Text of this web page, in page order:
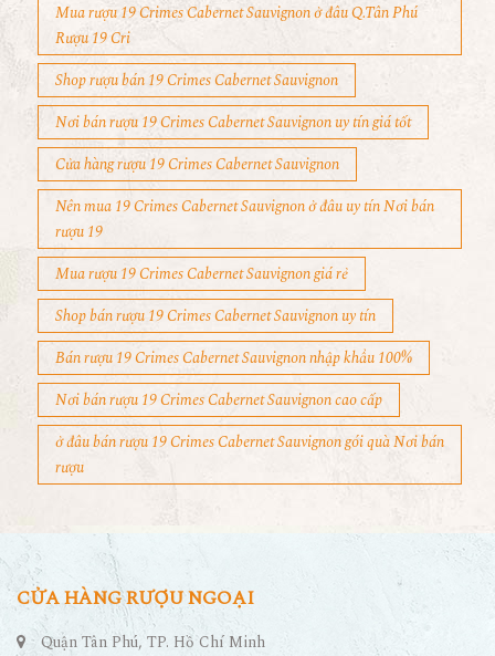
Mua rượu 19 Crimes Cabernet Sauvignon ở đâu Q.Tân Phú
Rượu 19 Cri
Shop rượu bán 19 Crimes Cabernet Sauvignon
Nơi bán rượu 19 Crimes Cabernet Sauvignon uy tín giá tốt
Cửa hàng rượu 19 Crimes Cabernet Sauvignon
Nên mua 19 Crimes Cabernet Sauvignon ở đâu uy tín Nơi bán
rượu 19
Mua rượu 19 Crimes Cabernet Sauvignon giá rẻ
Shop bán rượu 19 Crimes Cabernet Sauvignon uy tín
Bán rượu 19 Crimes Cabernet Sauvignon nhập khẩu 100%
Nơi bán rượu 19 Crimes Cabernet Sauvignon cao cấp
ở đâu bán rượu 19 Crimes Cabernet Sauvignon gói quà Nơi bán
rượu
CỬA HÀNG RƯỢU NGOẠI
Quận Tân Phú, TP. Hồ Chí Minh